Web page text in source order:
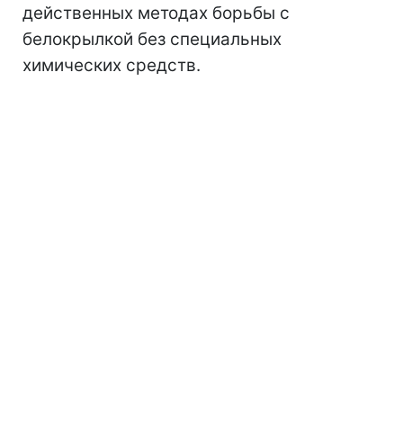
действенных методах борьбы с
белокрылкой без специальных
химических средств.